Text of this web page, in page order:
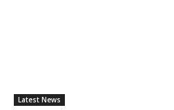
Latest News